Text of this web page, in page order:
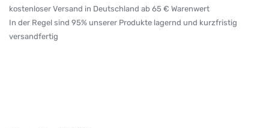
kostenloser Versand in Deutschland ab 65 € Warenwert
In der Regel sind 95% unserer Produkte lagernd und kurzfristig
versandfertig